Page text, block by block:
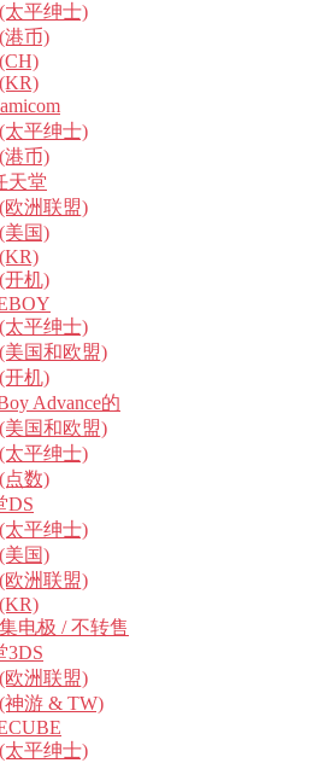
(太平绅士)
(港币)
(CH)
(KR)
(太平绅士)
(港币)
天堂
(欧洲联盟)
(美国)
(KR)
(开机)
(太平绅士)
(美国和欧盟)
(开机)
Advance的
(美国和欧盟)
(太平绅士)
(点数)
DS
(太平绅士)
(美国)
(欧洲联盟)
(KR)
集电极 / 不转售
3DS
(欧洲联盟)
(神游 & TW)
(太平绅士)